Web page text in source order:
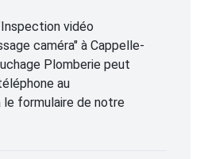
vidéo
caméra" à Cappelle-
Plomberie peut
au
le formulaire de notre